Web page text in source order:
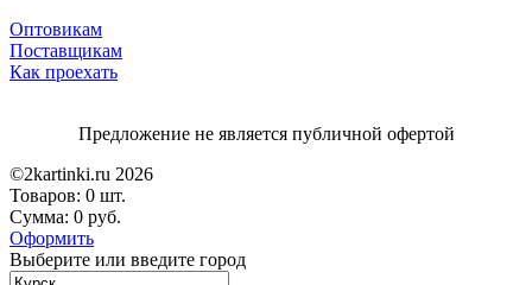
Оптовикам
Поставщикам
Как проехать
Предложение не является публичной офертой
©2kartinki.ru 2026
Товаров: 0 шт.
Сумма: 0 руб.
Оформить
Выберите или введите город